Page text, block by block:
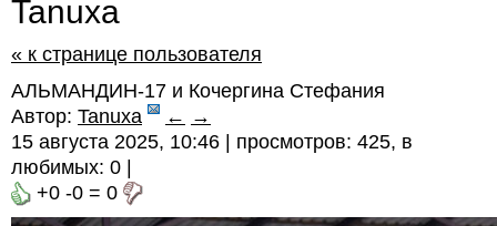
Tanuxa
« к странице пользователя
АЛЬМАНДИН-17 и Кочергина Стефания
Автор: Tanuxa ← →
15 августа 2025, 10:46 | просмотров: 425, в
любимых: 0
+0 -0 = 0